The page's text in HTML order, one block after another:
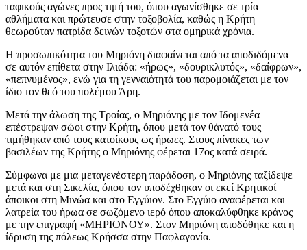
ταφικούς αγώνες προς τιμή του, όπου αγωνίσθηκε σε τρία
αθλήματα και πρώτευσε στην τοξοβολία, καθώς η Κρήτη
θεωρούταν πατρίδα δεινών τοξοτών στα ομηρικά χρόνια.
Η προσωπικότητα του Μηριόνη διαφαίνεται από τα αποδιδόμενα
σε αυτόν επίθετα στην Ιλιάδα: «ήρως», «δουρικλυτός», «δαΐφρων»,
«πεπνυμένος», ενώ για τη γενναιότητά του παρομοιάζεται με τον
ίδιο τον θεό του πολέμου Άρη.
Μετά την άλωση της Τροίας, ο Μηριόνης με τον Ιδομενέα
επέστρεψαν σώοι στην Κρήτη, όπου μετά τον θάνατό τους
τιμήθηκαν από τους κατοίκους ως ήρωες. Στους πίνακες των
βασιλέων της Κρήτης ο Μηριόνης φέρεται 17ος κατά σειρά.
Σύμφωνα με μια μεταγενέστερη παράδοση, ο Μηριόνης ταξίδεψε
μετά και στη Σικελία, όπου τον υποδέχθηκαν οι εκεί Κρητικοί
άποικοι στη Μινώα και στο Εγγύιον. Στο Εγγύιο αναφέρεται και
λατρεία του ήρωα σε σωζόμενο ιερό όπου αποκαλύφθηκε κράνος
με την επιγραφή «ΜΗΡΙΟΝΟΥ». Στον Μηριόνη αποδόθηκε και η
ίδρυση της πόλεως Κρήσσα στην Παφλαγονία.